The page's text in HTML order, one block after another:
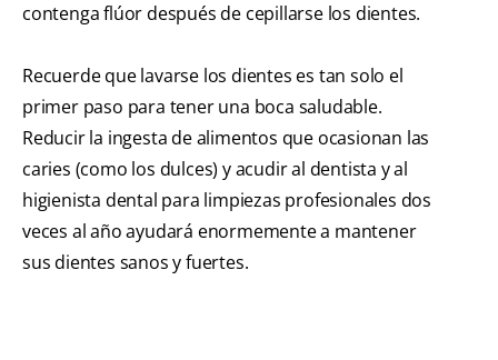
contenga flúor después de cepillarse los dientes.
Recuerde que lavarse los dientes es tan solo el
primer paso para tener una boca saludable.
Reducir la ingesta de alimentos que ocasionan las
caries (como los dulces) y acudir al dentista y al
higienista dental para limpiezas profesionales dos
veces al año ayudará enormemente a mantener
sus dientes sanos y fuertes.